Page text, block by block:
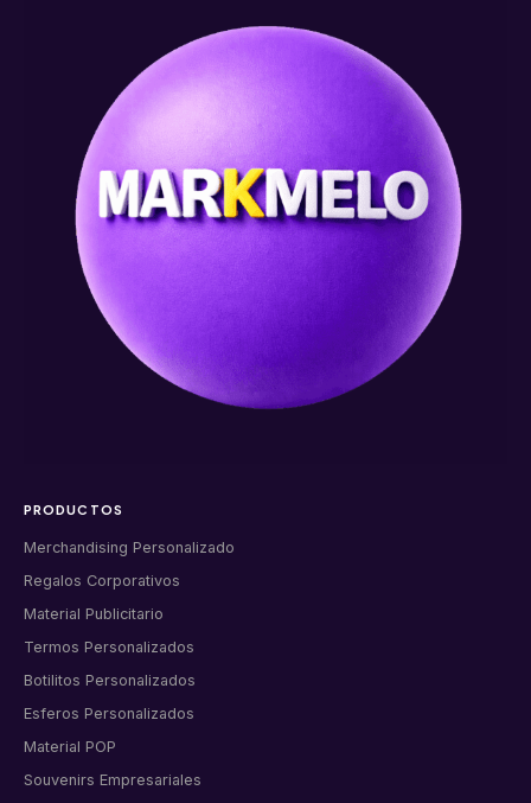
PRODUCTOS
Merchandising Personalizado
Regalos Corporativos
Material Publicitario
Termos Personalizados
Botilitos Personalizados
Esferos Personalizados
Material POP
Souvenirs Empresariales